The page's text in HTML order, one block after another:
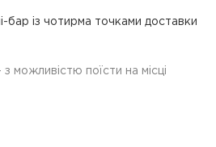
із чотирма точками доставки
з можливістю поїсти на місці